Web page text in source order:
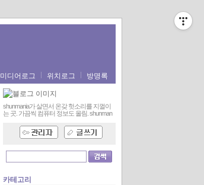
미디어로그 위치로그 방명록
shunmania가 살면서 온갖 헛소리를 지껄이
는 곳. 가끔씩 컴퓨터 정보도 올림. shunman
카테고리